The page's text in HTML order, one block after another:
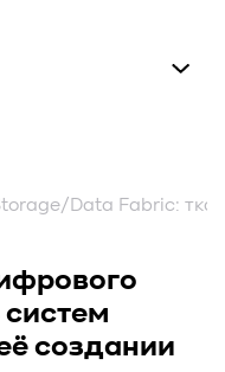
Storage
Читать
#Протоколы
/ Data Fabric:
систем
создании